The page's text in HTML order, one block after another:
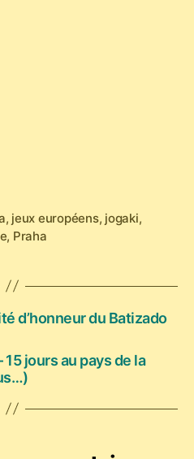
, jeux européens, jogaki,
, Praha
d’honneur du Batizado
jours au pays de la